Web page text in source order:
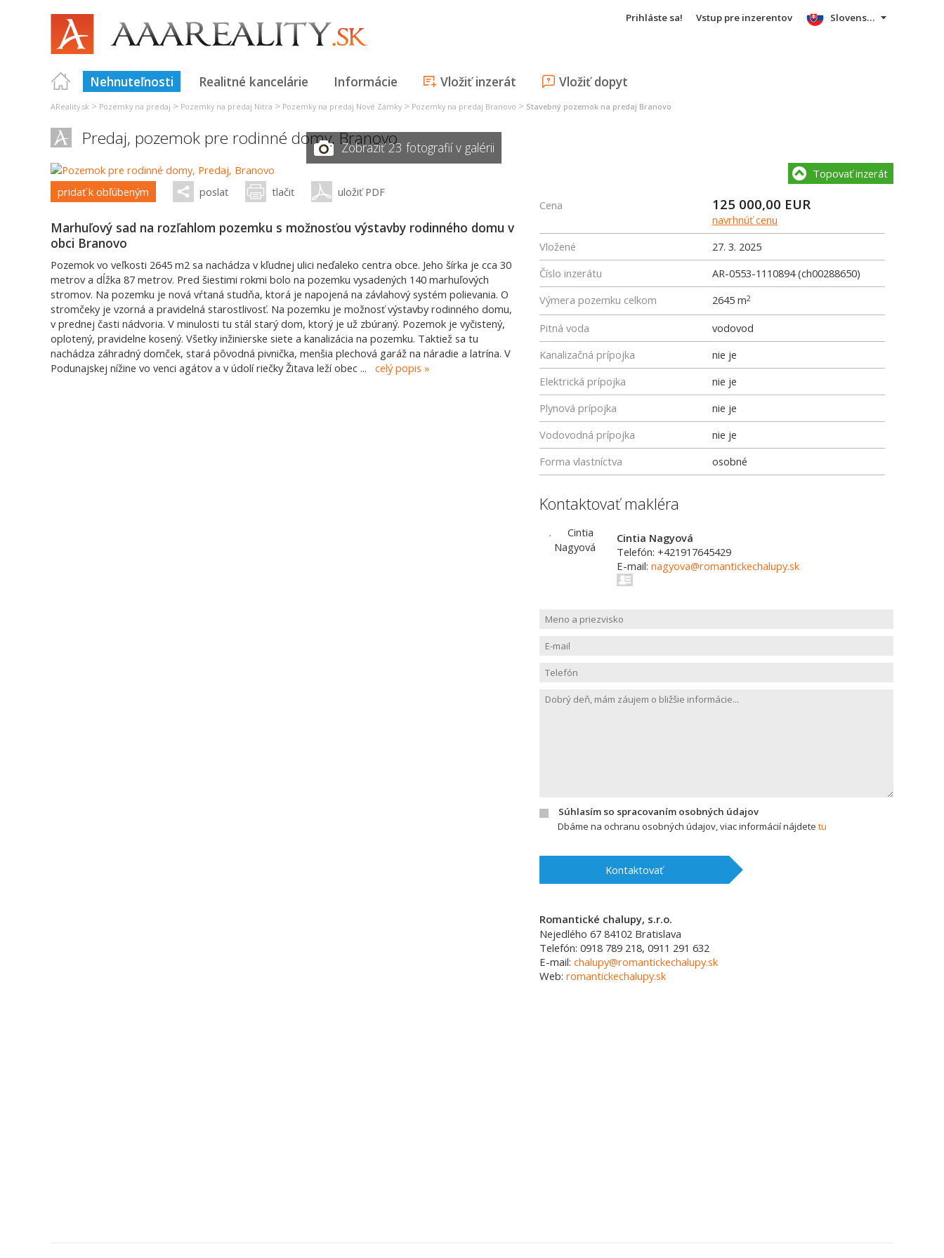
Prihláste sa! Vstup pre inzerentov
Nehnuteľnosti Realitné kancelárie Informácie Vložiť inzerát Vložiť dopyt
Slovensky
AReality.sk > Pozemky na predaj > Pozemky na predaj Nitra > Pozemky na predaj Nové Zámky > Pozemky na predaj Branovo > Stavebný pozemok na predaj Branovo
Predaj, pozemok pre rodinné domy,Branovo
Zobraziť 23 fotografií v galérii
pridať k obľúbeným poslať tlačiť uložiť PDF
Marhuľový sad na rozľahlom pozemku s možnosťou výstavby rodinného domu v
obci Branovo
Pozemok vo veľkosti 2645 m2 sa nachádza v kľudnej ulici neďaleko centra obce. Jeho šírka je cca 30
metrov a dĺžka 87 metrov. Pred šiestimi rokmi bolo na pozemku vysadených 140 marhuľových
stromov. Na pozemku je nová vŕtaná studňa, ktorá je napojená na závlahový systém polievania. O
stromčeky je vzorná a pravidelná starostlivosť. Na pozemku je možnosť výstavby rodinného domu,
v prednej časti nádvoria. V minulosti tu stál starý dom, ktorý je už zbúraný. Pozemok je vyčistený,
oplotený, pravidelne kosený. Všetky inžinierske siete a kanalizácia na pozemku. Taktiež sa tu
nachádza záhradný domček, stará pôvodná pivnička, menšia plechová garáž na náradie a latrína. V
Podunajskej nížine vo venci agátov a v údolí riečky Žitava leží obec ... celý popis
Topovať inzerát
Cena 125 000,00 EUR
navrhnúť cenu
Vložené
27. 3. 2025
Číslo inzerátu
AR-0553-1110894 (ch00288650)
Výmera pozemku celkom
2645 m2
Pitná voda
vodovod
Kanalizačná prípojka
nie je
Elektrická prípojka
nie je
Plynová prípojka
nie je
Vodovodná prípojka
nie je
Forma vlastníctva
osobné
Kontaktovať makléra
Cintia Nagyová
Telefón: +421917645429
E-mail: nagyova@romantickechalupy.sk
Súhlasím so spracovaním osobných údajov
Dbáme na ochranu osobných údajov, viac informácií nájdete tu
Kontaktovať
Romantické chalupy, s.r.o.
Nejedlého 67 84102 Bratislava
Telefón: 0918 789 218, 0911 291 632
E-mail: chalupy@romantickechalupy.sk
Web: romantickechalupy.sk